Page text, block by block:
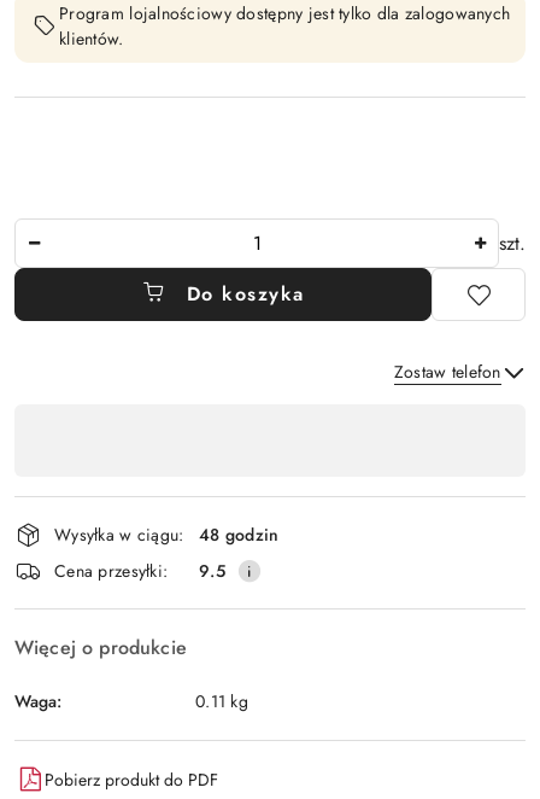
Program lojalnościowy dostępny jest tylko dla zalogowanych
klientów.
szt.
Do koszyka
Zostaw telefon
płatność
i
dostawa
Wysyłka w ciągu:
48 godzin
Cena przesyłki:
9.5
Więcej o produkcie
Waga: 0.11 kg
Pobierz produkt do PDF